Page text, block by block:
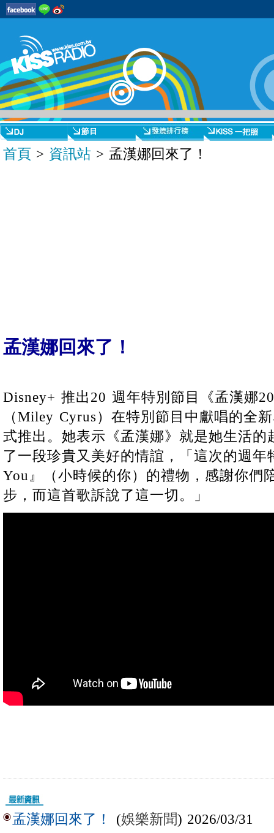
首頁 > 資訊站 > 孟漢娜回來了！
孟漢娜回來了！
Disney+ 推出20 週年特別節目《孟漢娜
（Miley Cyrus）在特別節目中獻唱的全
式推出。她表示《孟漢娜》就是她生活的
了一段珍貴又美好的情誼，「這次的週年
You』（小時候的你）的禮物，感謝你們
步，而這首歌訴說了這一切。」
孟漢娜回來了！ (娛樂新聞) 2026/03/31